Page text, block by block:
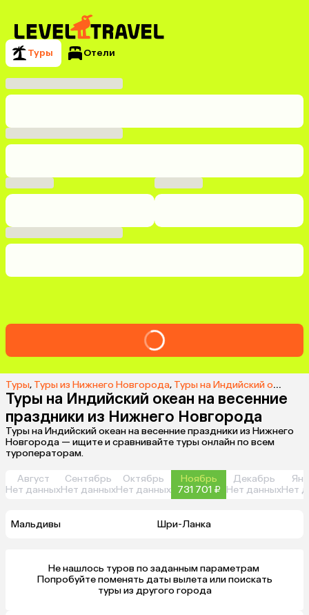
Туры Отели
Туры, Туры из Нижнего Новгорода, Туры на Индийский океан из Нижнего Новгорода
Туры на Индийский океан на весенние
праздники из Нижнего Новгорода
Туры на Индийский океан на весенние праздники из Нижнего
Новгорода — ищите и сравнивайте туры онлайн по всем
туроператорам.
Август
Нет данных
Сентябрь
Нет данных
Октябрь
Нет данных
Ноябрь
731 701 ₽
Декабрь
Нет данныхНет
Мальдивы Шри-Ланка
Не нашлось туров по заданным параметрам
туры из другого города